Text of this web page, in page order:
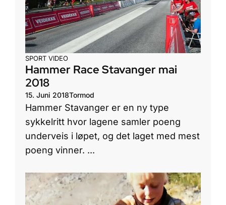
SPORT VIDEO
Hammer Race Stavanger mai
2018
15. Juni 2018Tormod
Hammer Stavanger er en ny type
sykkelritt hvor lagene samler poeng
underveis i løpet, og det laget med mest
poeng vinner. ...